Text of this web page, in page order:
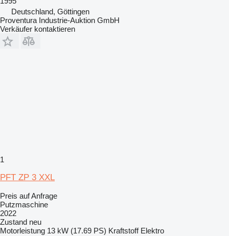
Deutschland, Göttingen
Proventura Industrie-Auktion GmbH
Verkäufer kontaktieren
1
PFT ZP 3 XXL
Preis auf Anfrage
Putzmaschine
2022
Zustand neu
Motorleistung 13 kW (17.69 PS) Kraftstoff Elektro